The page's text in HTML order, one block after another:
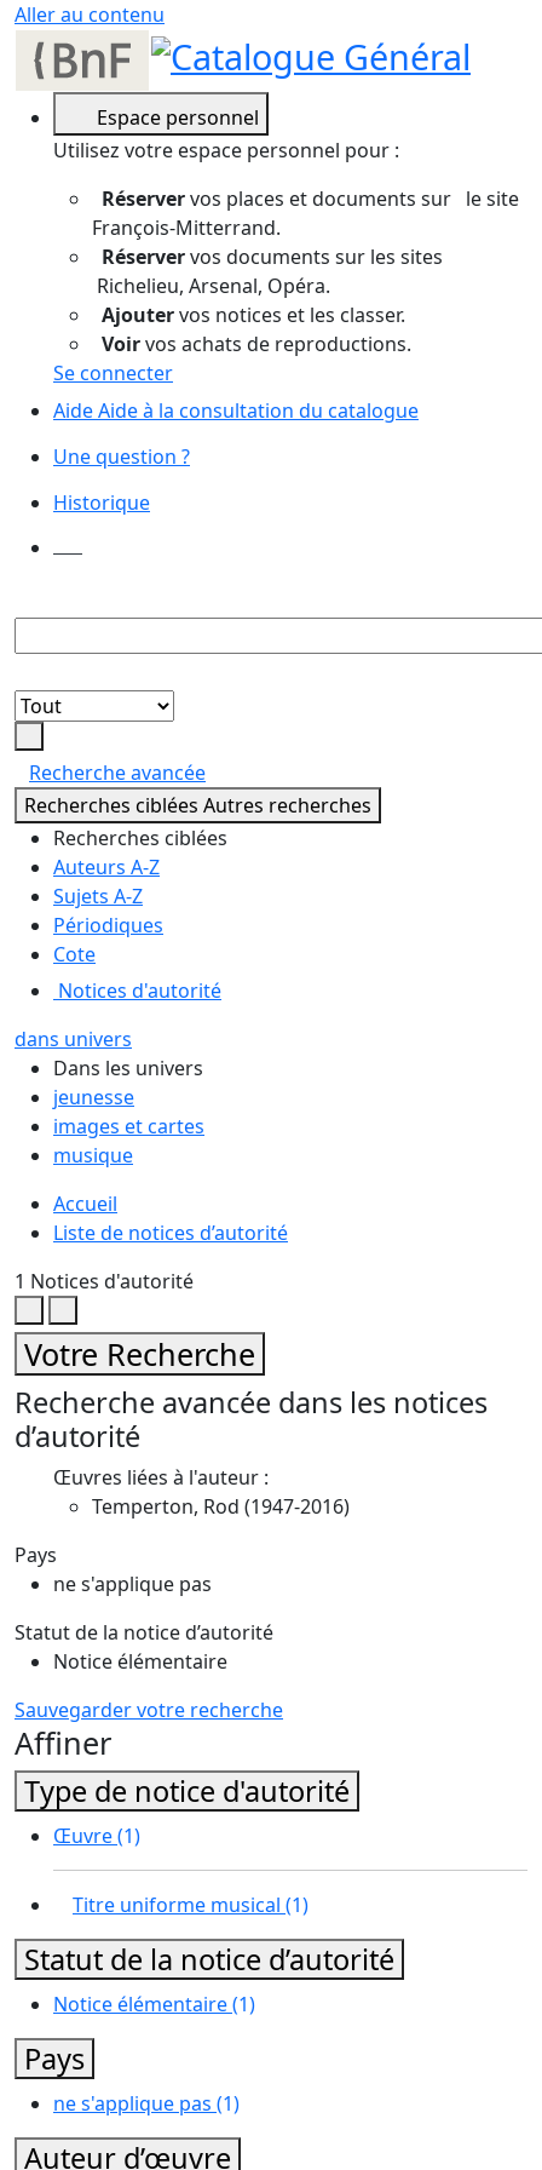
Aller au contenu
Espace personnel
Utilisez votre espace personnel pour :
Réservervos places et documents sur le site
François-Mitterrand.
Réservervos documents sur les sites
Richelieu, Arsenal, Opéra.
Ajoutervos notices et les classer.
Voirvos achats de reproductions.
Se connecter
AideAide à la consultation du catalogue
Une question ?
Historique
reproduction
Lancer
la
recherche
Recherche avancée
Recherches ciblées Autres recherches
Recherches ciblées
Auteurs A-Z
Sujets A-Z
Périodiques
Cote
Notices d'autorité
dans univers
Dans les univers
jeunesse
images et cartes
musique
Accueil
Liste de notices d’autorité
1 Notices d'autorité
Fermer
ce
volet
affinage
Ouvrir
ce
volet
affinage
Votre Recherche
Recherche avancée dans les notices
d’autorité
Œuvres liées à l'auteur :
Temperton, Rod (1947-2016)
Pays
ne s'applique pas
Statut de la notice d’autorité
Notice élémentaire
Sauvegarder votre recherche
Affiner
Type de notice d'autorité
Œuvre(1)
Titre uniforme musical (1)
Statut de la notice d’autorité
Notice élémentaire(1)
Pays
ne s'applique pas (1)
Auteur d’œuvre